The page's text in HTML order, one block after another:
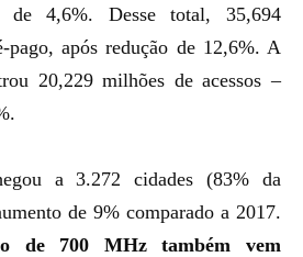
de 4,6%. Desse total, 35,694
pago, após redução de 12,6%. A
20,229 milhões de acessos –
a3.272 cidades (83% da
de 9% comparado a 2017.
de 700 MHz também vem